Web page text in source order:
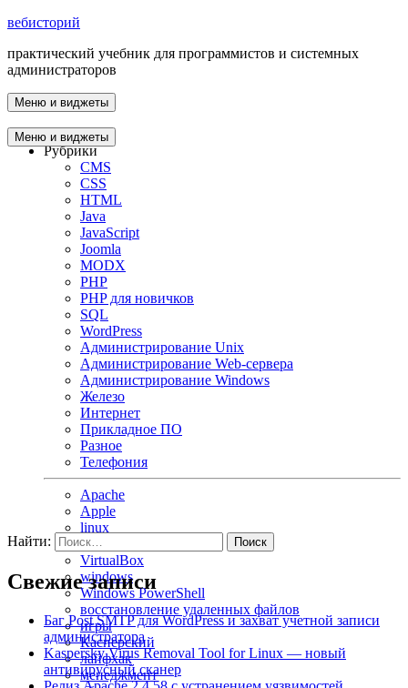
вебисторий
практический учебник для программистов и системных
администраторов
Меню и виджеты
Главная
Рубрики
CMS
CSS
HTML
Java
JavaScript
Joomla
MODX
PHP
PHP для новичков
SQL
WordPress
Администрирование Unix
Администрирование Web-сервера
Администрирование Windows
Железо
Интернет
Прикладное ПО
Разное
Телефония
Apache
Apple
linux
macOS
VirtualBox
windows
Windows PowerShell
восстановление удаленных файлов
игры
Касперский
лайфхак
менеджмент
Меню и виджеты
Найти:
Свежие записи
Баг Post SMTP для WordPress и захват учетной записи
администратора
Kaspersky Virus Removal Tool for Linux — новый
антивирусный сканер